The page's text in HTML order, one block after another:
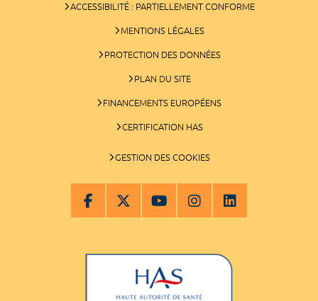
ACCESSIBILITÉ : PARTIELLEMENT CONFORME
MENTIONS LÉGALES
PROTECTION DES DONNÉES
PLAN DU SITE
FINANCEMENTS EUROPÉENS
CERTIFICATION HAS
GESTION DES COOKIES